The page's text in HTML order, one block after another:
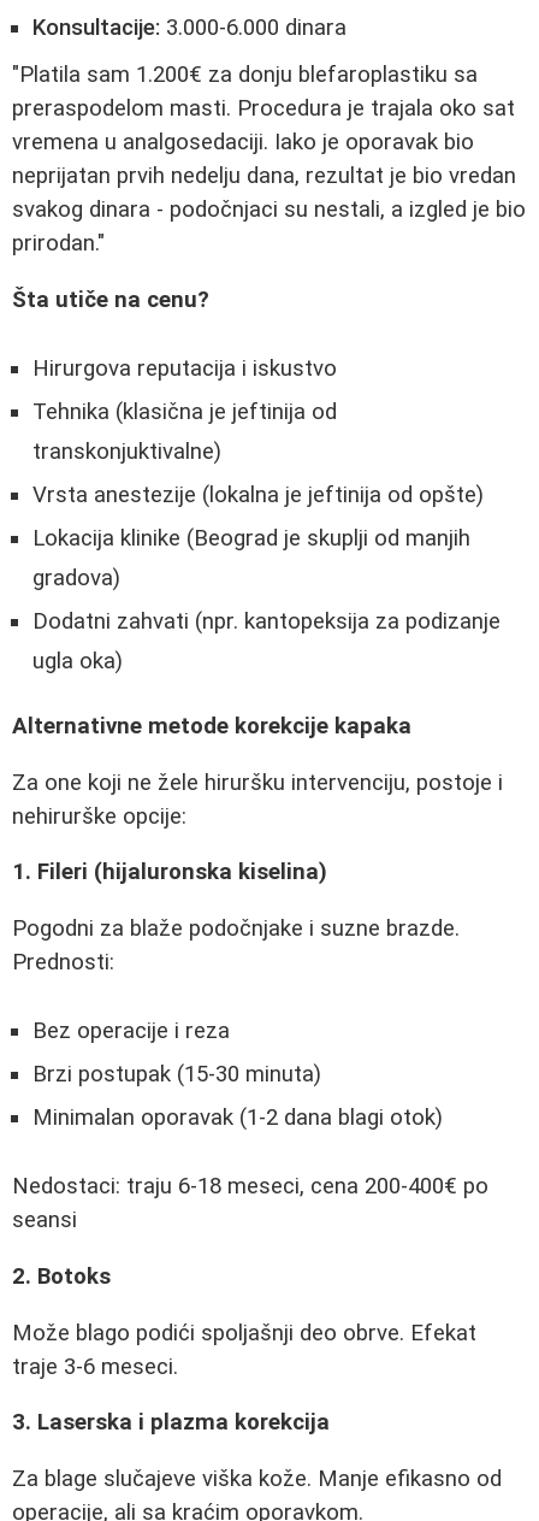
Konsultacije: 3.000-6.000 dinara
"Platila sam 1.200€ za donju blefaroplastiku sa
preraspodelom masti. Procedura je trajala oko sat
vremena u analgosedaciji. Iako je oporavak bio
neprijatan prvih nedelju dana, rezultat je bio vredan
svakog dinara - podočnjaci su nestali, a izgled je bio
prirodan."
Šta utiče na cenu?
Hirurgova reputacija i iskustvo
Tehnika (klasična je jeftinija od
transkonjuktivalne)
Vrsta anestezije (lokalna je jeftinija od opšte)
Lokacija klinike (Beograd je skuplji od manjih
gradova)
Dodatni zahvati (npr. kantopeksija za podizanje
ugla oka)
Alternativne metode korekcije kapaka
Za one koji ne žele hiruršku intervenciju, postoje i
nehirurške opcije:
1. Fileri (hijaluronska kiselina)
Pogodni za blaže podočnjake i suzne brazde.
Prednosti:
Bez operacije i reza
Brzi postupak (15-30 minuta)
Minimalan oporavak (1-2 dana blagi otok)
Nedostaci: traju 6-18 meseci, cena 200-400€ po
seansi
2. Botoks
Može blago podići spoljašnji deo obrve. Efekat
traje 3-6 meseci.
3. Laserska i plazma korekcija
Za blage slučajeve viška kože. Manje efikasno od
operacije, ali sa kraćim oporavkom.